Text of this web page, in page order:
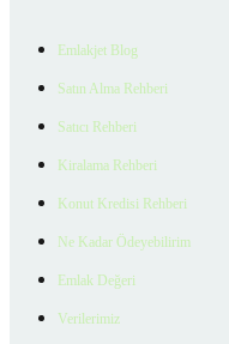
Emlakjet Blog
Satın Alma Rehberi
Satıcı Rehberi
Kiralama Rehberi
Konut Kredisi Rehberi
Ne Kadar Ödeyebilirim
Emlak Değeri
Verilerimiz